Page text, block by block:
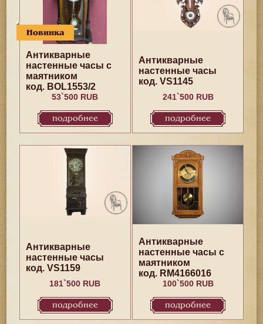
Новинка
Антикварные
настенные часы с
маятником
код. BOL1553/2
53`500 RUB
подробнее
Антикварные
настенные часы
код. VS1145
241`500 RUB
подробнее
Антикварные
настенные часы
код. VS1159
181`500 RUB
подробнее
Антикварные
настенные часы с
маятником
код. RM4166016
100`500 RUB
подробнее